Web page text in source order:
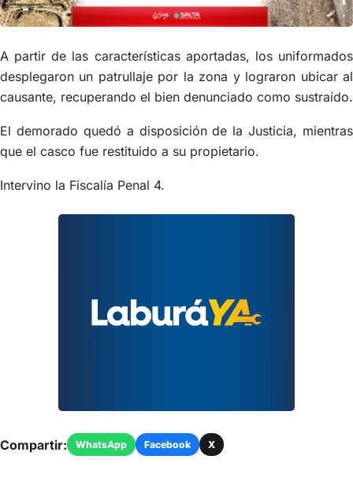
A partir de las características aportadas, los uniformados
desplegaron un patrullaje por la zona y lograron ubicar al
causante, recuperando el bien denunciado como sustraído.
El demorado quedó a disposición de la Justicia, mientras
que el casco fue restituido a su propietario.
Intervino la Fiscalía Penal 4.
Compartir: WhatsApp Facebook X